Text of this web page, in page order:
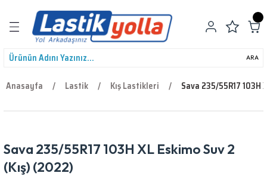
Geri Dön
ARA
Anasayfa Lastik Kış Lastikleri Sava 235/55R17 103H
Sava 235/55R17 103H XL Eskimo Suv 2
(Kış) (2022)
Kış Binek/SUV C C 71dB